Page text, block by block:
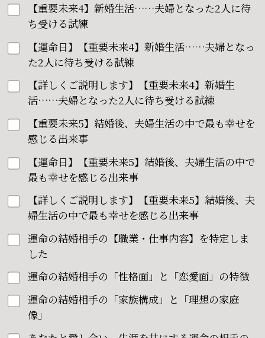
【重要未来4】新婚生活……夫婦となった2人に待
ち受ける試練
【運命日】【重要未来4】新婚生活……夫婦となっ
た2人に待ち受ける試練
【詳しくご説明します】【重要未来4】新婚生
活……夫婦となった2人に待ち受ける試練
【重要未来5】結婚後、夫婦生活の中で最も幸せを
感じる出来事
【運命日】【重要未来5】結婚後、夫婦生活の中で
最も幸せを感じる出来事
【詳しくご説明します】【重要未来5】結婚後、夫
婦生活の中で最も幸せを感じる出来事
運命の結婚相手の【職業・仕事内容】を特定しま
した
運命の結婚相手の「性格面」と「恋愛面」の特徴
運命の結婚相手の「家族構成」と「理想の家庭
像」